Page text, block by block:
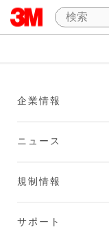
企業情報
ニュース
規制情報
サポート